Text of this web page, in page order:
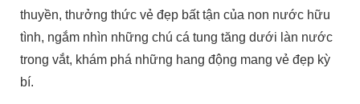
thuyền, thưởng thức vẻ đẹp bất tận của non nước hữu
tình, ngắm nhìn những chú cá tung tăng dưới làn nước
trong vắt, khám phá những hang động mang vẻ đẹp kỳ
bí.